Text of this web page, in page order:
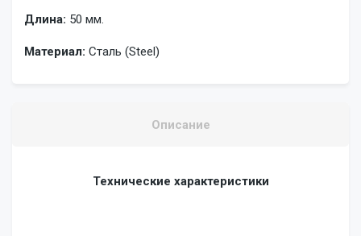
Длина: 50 мм.
Материал: Сталь (Steel)
Описание
Технические характеристики